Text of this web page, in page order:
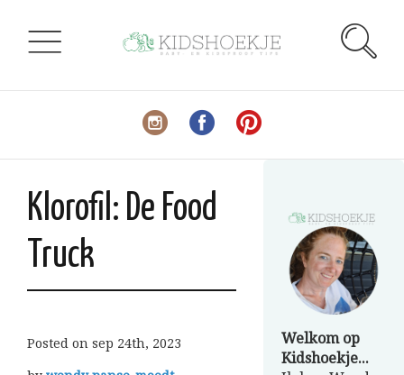
Klorofil: De Food
Truck
Posted on sep 24th, 2023
Welkom op
Kidshoekje...